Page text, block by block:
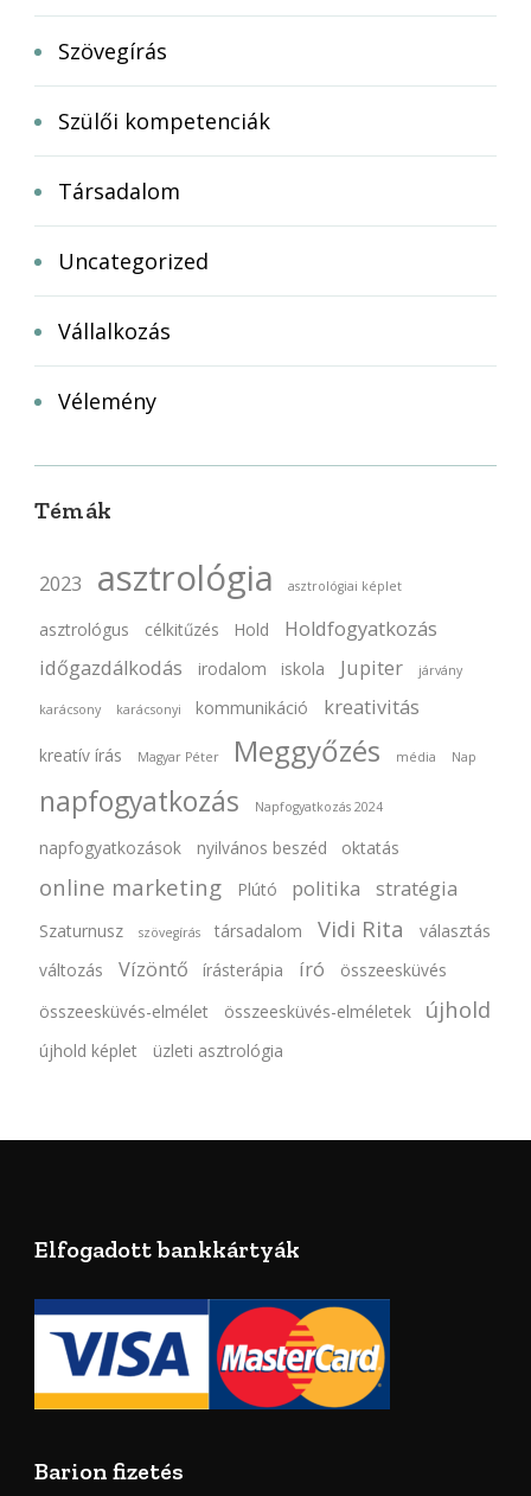
Szövegírás
Szülői kompetenciák
Társadalom
Uncategorized
Vállalkozás
Vélemény
Témák
2023 asztrológia asztrológiai képlet
asztrológus célkitűzés Hold
Holdfogyatkozás
időgazdálkodás
irodalom iskola Jupiter járvány
karácsony karácsonyi kommunikáció kreativitás
kreatív írás Magyar Péter Meggyőzés média Nap
napfogyatkozás Napfogyatkozás 2024
napfogyatkozások nyilvános beszéd oktatás
online marketing Plútó politika stratégia
Szaturnusz szövegírás társadalom Vidi Rita
választás
változás
Vízöntő írásterápia író
összeesküvés
összeesküvés-elmélet
összeesküvés-elméletek újhold
újhold képlet üzleti asztrológia
Elfogadott bankkártyák
Barion fizetés